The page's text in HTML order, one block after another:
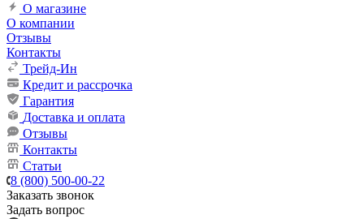
О магазине
О компании
Отзывы
Контакты
Трейд-Ин
Кредит и рассрочка
Гарантия
Доставка и оплата
Отзывы
Контакты
Статьи
8 (800) 500-00-22
Заказать звонок
Задать вопрос